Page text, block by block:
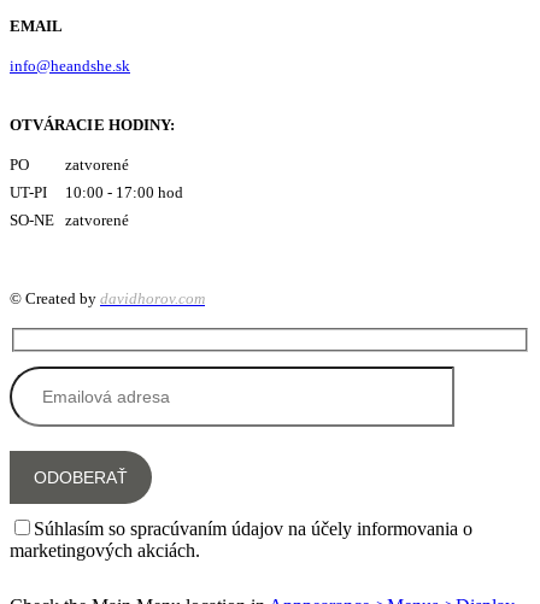
EMAIL
info@heandshe.sk
OTVÁRACIE HODINY:
PO zatvorené
UT-PI 10:00 - 17:00 hod
SO-NE zatvorené
© Created by davidhorov.com
Súhlasím so spracúvaním údajov na účely informovania o
marketingových akciách.